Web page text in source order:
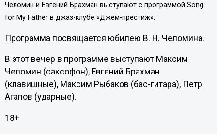
Челомин и Евгений Брахман выступают с программой Song
for My Father в джаз-клубе «Джем-престиж».
Программа посвящается юбилею В. Н. Челомина.
В этот вечер в программе выступают Максим
Челомин (саксофон), Евгений Брахман
(клавишные), Максим Рыбаков (бас-гитара), Петр
Агапов (ударные).
18+